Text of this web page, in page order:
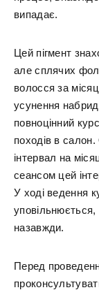
випадає.
Цей пігмент
але сплячих
волосся за
усунення
повноцінний
походів в
інтервал на
сеансом цей
У ході ведення
назавжди.
Перед